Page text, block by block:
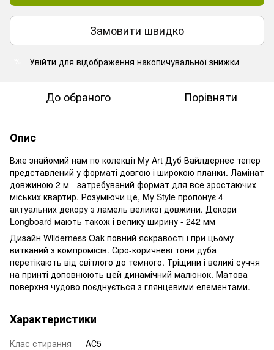
Замовити швидко
Увійти для відображення накопичувальної знижки
До обраного Порівняти
Опис
Вже знайомий нам по колекції My Art Дуб Вайлдернес тепер
представлений у форматі довгою і широкою планки. Ламінат
довжиною 2 м - затребуваний формат для все зростаючих
міських квартир. Розуміючи це, My Style пропонує 4
актуальних декору з ламель великої довжини. Декори
Longboard мають також і велику ширину - 242 мм
Дизайн Wilderness Oak повний яскравості і при цьому
витканий з компромісів. Сіро-коричневі тони дуба
перетікають від світлого до темного. Тріщини і великі суччя
на принті доповнюють цей динамічний малюнок. Матова
поверхня чудово поєднується з глянцевими елементами.
Характеристики
Клас стирання
АС5